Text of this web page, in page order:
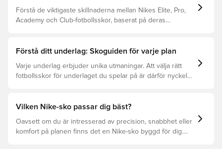
Förstå de viktigaste skillnaderna mellan Nikes Elite, Pro,
Academy och Club-fotbollsskor, baserat på deras
Förstå ditt underlag: Skoguiden för varje plan
Varje underlag erbjuder unika utmaningar. Att välja rätt
fotbollsskor för underlaget du spelar på är därför nyckeln
de olika underlagen.
Vilken Nike-sko passar dig bäst?
Oavsett om du är intresserad av precision, snabbhet eller
komfort på planen finns det en Nike-sko byggd för dig.